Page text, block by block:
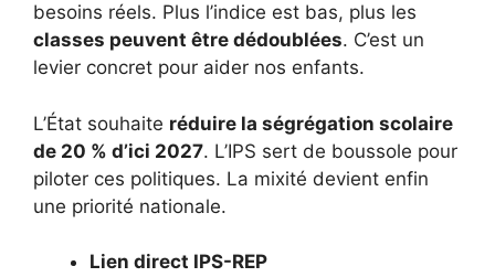
besoins réels. Plus l’indice est bas, plus les
classes peuvent être dédoublées. C’est un
levier concret pour aider nos enfants.
L’État souhaite réduire la ségrégation scolaire
de 20 % d’ici 2027. L’IPS sert de boussole pour
piloter ces politiques. La mixité devient enfin
une priorité nationale.
Lien direct IPS-REP